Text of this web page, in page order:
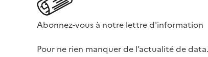
Abonnez-vous à notre lettre d'information
Pour ne rien manquer de l’actualité de